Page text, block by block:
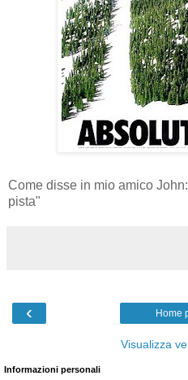
Come disse in mio amico
pista"
‹ Home
Visualizza
Informazioni personali